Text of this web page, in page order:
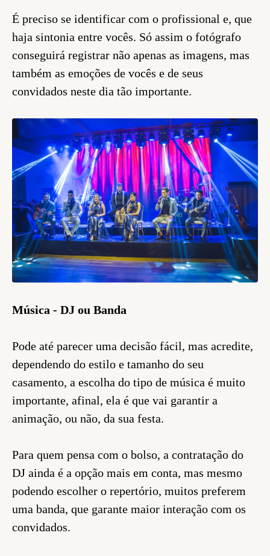
É preciso se identificar com o profissional e, que
haja sintonia entre vocês. Só assim o fotógrafo
conseguirá registrar não apenas as imagens, mas
também as emoções de vocês e de seus
convidados neste dia tão importante.
Música - DJ ou Banda
Pode até parecer uma decisão fácil, mas acredite,
dependendo do estilo e tamanho do seu
casamento, a escolha do tipo de música é muito
importante, afinal, ela é que vai garantir a
animação, ou não, da sua festa.
Para quem pensa com o bolso, a contratação do
DJ ainda é a opção mais em conta, mas mesmo
podendo escolher o repertório, muitos preferem
uma banda, que garante maior interação com os
convidados.